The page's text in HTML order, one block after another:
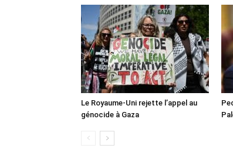
Le Royaume-Uni rejette l’appel au
génocide à Gaza